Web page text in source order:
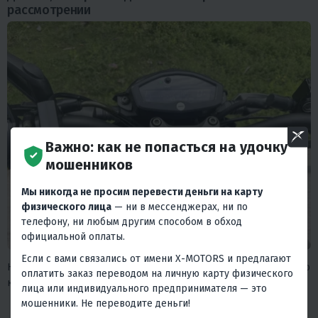
рассмотрении
Несколько узлов, на которые обычно не смотрят при выборе, но
которые влияют на эксплуатацию:
Оптика Seoul Semiconductor - линзованная LED-
Важно: как не попасться на удочку
мошенников
Мы никогда не просим перевести деньги на карту
физического лица — ни в мессенджерах, ни по
телефону, ни любым другим способом в обход
официальной оплаты.
Если с вами связались от имени X-MOTORS и предлагают
оплатить заказ переводом на личную карту физического
лица или индивидуального предпринимателя — это
мошенники. Не переводите деньги!